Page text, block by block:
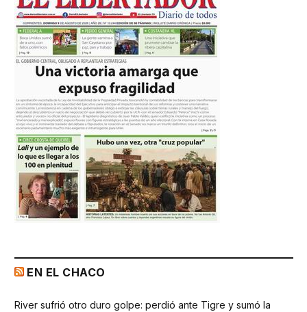
EN EL CHACO
River sufrió otro duro golpe: perdió ante Tigre y sumó la